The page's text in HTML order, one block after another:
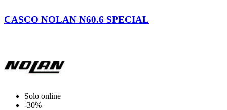
Graphite
9
White
15
CASCO NOLAN N60.6 SPECIAL
Solo online
-30%